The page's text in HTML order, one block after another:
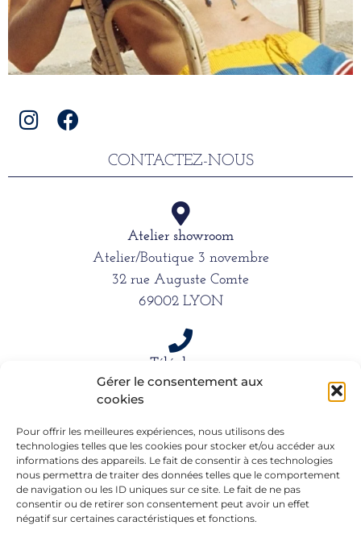
Gérer le consentement aux
cookies
Pour offrir les meilleures expériences, nous utilisons des
technologies telles que les cookies pour stocker et/ou accéder aux
informations des appareils. Le fait de consentir à ces technologies
nous permettra de traiter des données telles que le comportement
de navigation ou les ID uniques sur ce site. Le fait de ne pas
consentir ou de retirer son consentement peut avoir un effet
négatif sur certaines caractéristiques et fonctions.
CONTACTEZ-NOUS
Atelier showroom
Atelier/Boutique 3 novembre
32 rue Auguste Comte
69002 LYON
Téléphone
06 15 61 39 66
Mail
alexandra.dargentre@sfr.fr